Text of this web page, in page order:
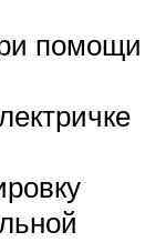
помощи